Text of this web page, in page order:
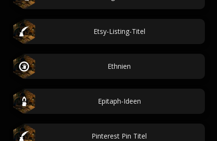
Etsy-Listing-Titel
Ethnien
Epitaph-Ideen
Pinterest Pin Titel